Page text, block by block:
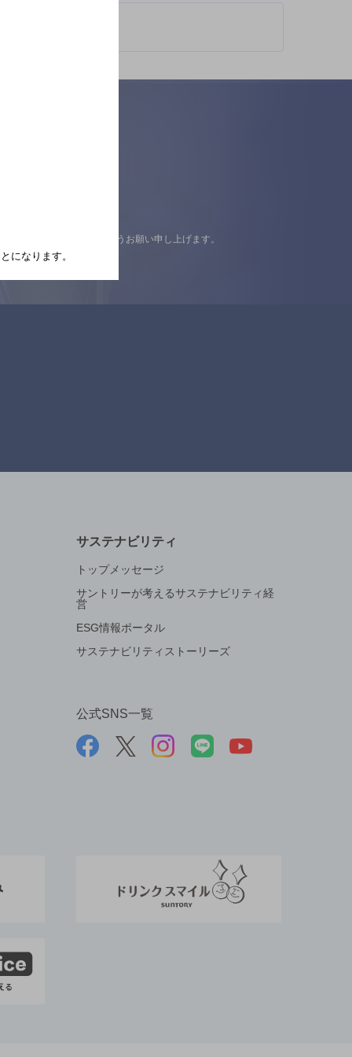
の上ご来店くださいますようお願い申し上げます。
サステナビリティ
トップメッセージ
サントリーが考えるサステナビリティ経
営
ESG情報ポータル
サステナビリティストーリーズ
公式SNS一覧
になります。